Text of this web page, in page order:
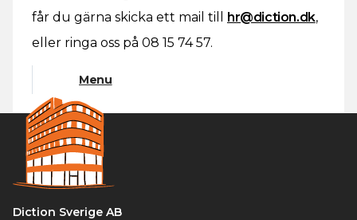
får du gärna skicka ett mail till hr@diction.dk,
eller ringa oss på 08 15 74 57.
Menu
Diction Sverige AB